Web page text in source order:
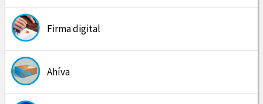
Firma digital
Ahíva